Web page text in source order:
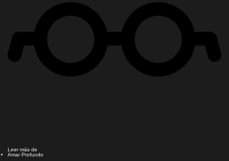
Leer más de
Amar Profundo